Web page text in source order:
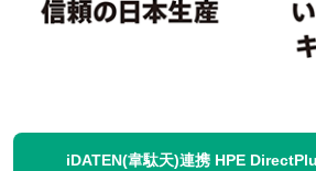
iDATEN(韋駄天)連携 HPE